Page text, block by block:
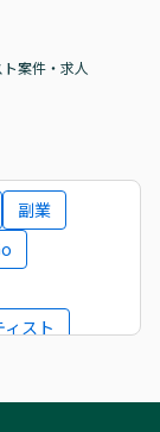
案件・求人
副業
スト